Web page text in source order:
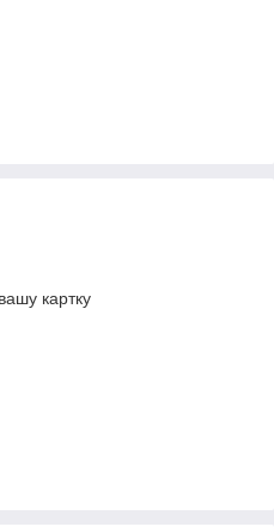
картку